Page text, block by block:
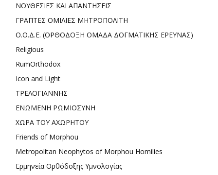
ΝΟΥΘΕΣΙΕΣ ΚΑΙ ΑΠΑΝΤΗΣΕΙΣ
ΓΡΑΠΤΕΣ ΟΜΙΛΙΕΣ ΜΗΤΡΟΠΟΛΙΤΗ
Ο.Ο.Δ.Ε. (ΟΡΘΟΔΟΞΗ ΟΜΑΔΑ ΔΟΓΜΑΤΙΚΗΣ ΕΡΕΥΝΑΣ)
Religious
RumOrthodox
Icon and Light
ΤΡΕΛΟΓΙΑΝΝΗΣ
ΕΝΩΜΕΝΗ ΡΩΜΙΟΣΥΝΗ
ΧΩΡΑ ΤΟΥ ΑΧΩΡΗΤΟΥ
Friends of Morphou
Metropolitan Neophytos of Morphou Homilies
Ερμηνεία Ορθόδοξης Υμνολογίας